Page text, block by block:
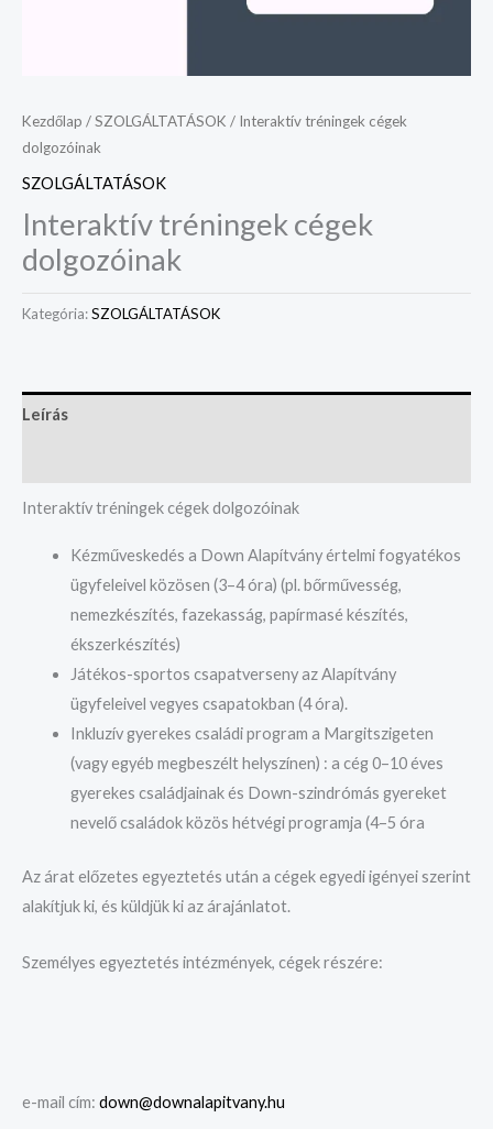
Kezdőlap /SZOLGÁLTATÁSOK / Interaktív tréningek cégek
dolgozóinak
SZOLGÁLTATÁSOK
Interaktív tréningek cégek
dolgozóinak
Kategória:SZOLGÁLTATÁSOK
Leírás
Interaktív tréningek cégek dolgozóinak
Kézműveskedés a Down Alapítvány értelmi fogyatékos
ügyfeleivel közösen (3–4 óra) (pl. bőrművesség,
nemezkészítés, fazekasság, papírmasé készítés,
ékszerkészítés)
Játékos-sportos csapatverseny az Alapítvány
ügyfeleivel vegyes csapatokban (4 óra).
Inkluzív gyerekes családi program a Margitszigeten
(vagy egyéb megbeszélt helyszínen) : a cég 0–10 éves
gyerekes családjainak és Down-szindrómás gyereket
nevelő családok közös hétvégi programja (4–5 óra
Az árat előzetes egyeztetés után a cégek egyedi igényei szerint
alakítjuk ki, és küldjük ki az árajánlatot.
Személyes egyeztetés intézmények, cégek részére:
e-mail cím: down@downalapitvany.hu